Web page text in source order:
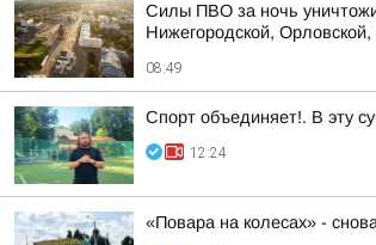
Силы ПВО за ночь
Нижегородской,
08:49
Спорт объединяет!. В эту
12:24
«Повара на колесах» -